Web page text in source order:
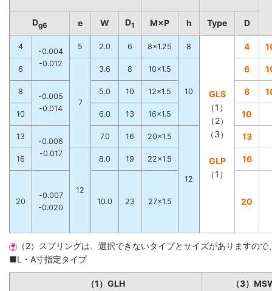
Dg6 e W D1 M×P h Type D
4
-0.004
-0.012
5 2.0 6 8×1.25 8
GLS
（1）
（2）
（3）
GLP
（1）
4
6
7
3.6 8 10×1.5
10
6
8
-0.005
-0.014
5.0 10 12×1.5 8
10 6.0 13 16×1.5 10
13
-0.006
-0.017
7.0 16 20×1.5
12
13
16
12
8.0 19 22×1.5 16
20
-0.007
-0.020
10.0 23 27×1.5 20
（2）スプリングは、選択できないタイプとサイズがありますの
■L・A寸指定タイプ
（1）GLH （3）